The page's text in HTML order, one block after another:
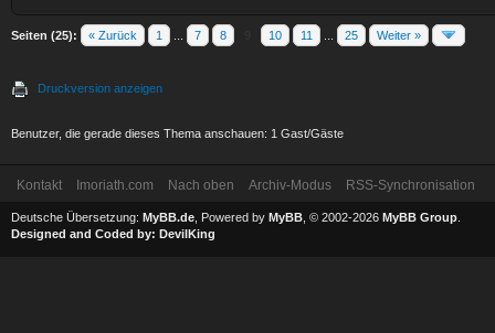
Seiten (25): « Zurück 1 7 8 10 11 25 Weiter »
Druckversion anzeigen
Benutzer, die gerade dieses Thema anschauen: 1 Gast/Gäste
Kontakt Imoriath.com Nach oben Archiv-Modus RSS-Synchronisation
Deutsche Übersetzung: MyBB.de , Powered by MyBB , © 2002-2026 MyBB Group
Designed and Coded by: DevilKing